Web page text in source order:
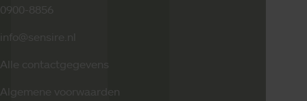
0900-8856
info@sensire.nl
Alle contactgegevens
Algemene voorwaarden